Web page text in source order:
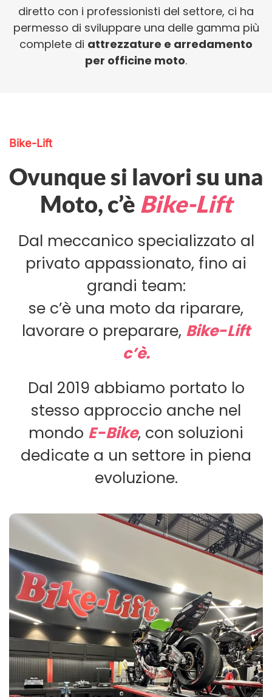
diretto con i professionisti del settore, ci ha
permesso di sviluppare una delle gamma più
complete di attrezzature e arredamento
per officine moto.
Bike-Lift
Ovunque si lavori su una
Moto, c’è Bike-Lift
Dal meccanico specializzato al
privato appassionato, fino ai
grandi team:
se c’è una moto da riparare,
lavorare o preparare, Bike-Lift
c’è.
Dal 2019 abbiamo portato lo
stesso approccio anche nel
mondo E-Bike, con soluzioni
dedicate a un settore in piena
evoluzione.